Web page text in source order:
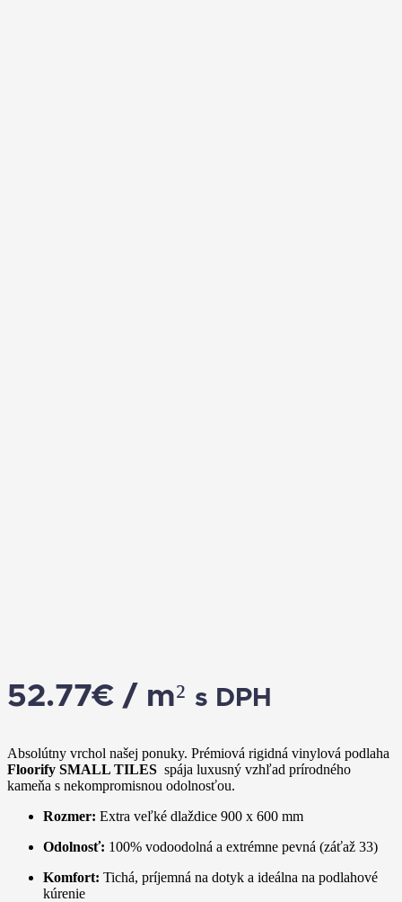
52.77€ / m² s DPH
Absolútny vrchol našej ponuky. Prémiová rigidná vinylová podlaha
Floorify SMALL TILES spája luxusný vzhľad prírodného
kameňa s nekompromisnou odolnosťou.
Rozmer: Extra veľké dlaždice 900 x 600 mm
Odolnosť: 100% vodoodolná a extrémne pevná (záťaž 33)
Komfort: Tichá, príjemná na dotyk a ideálna na podlahové
kúrenie